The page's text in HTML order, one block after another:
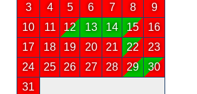
3
4 5 6 7 8
9
10
11 12 13 14 15
16
17
18 19 20 21 22
23
24
25 26 27 28 29
30
31